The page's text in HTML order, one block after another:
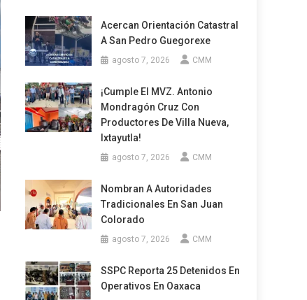
Acercan Orientación Catastral
A San Pedro Guegorexe
agosto 7, 2026 CMM
¡Cumple El MVZ. Antonio
Mondragón Cruz Con
Productores De Villa Nueva,
Ixtayutla!
agosto 7, 2026 CMM
Nombran A Autoridades
Tradicionales En San Juan
Colorado
agosto 7, 2026 CMM
SSPC Reporta 25 Detenidos En
Operativos En Oaxaca